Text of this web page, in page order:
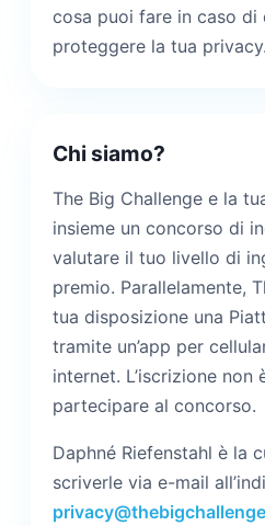
cosa puoi fare in caso
proteggere la tua privacy.
Chi siamo?
The Big Challenge e la
insieme un concorso di
valutare il tuo livello di
premio. Parallelamente,
tua disposizione una
tramite un’app per
internet. L’iscrizione
partecipare al concorso.
Daphné Riefenstahl è la
scriverle via e-mail